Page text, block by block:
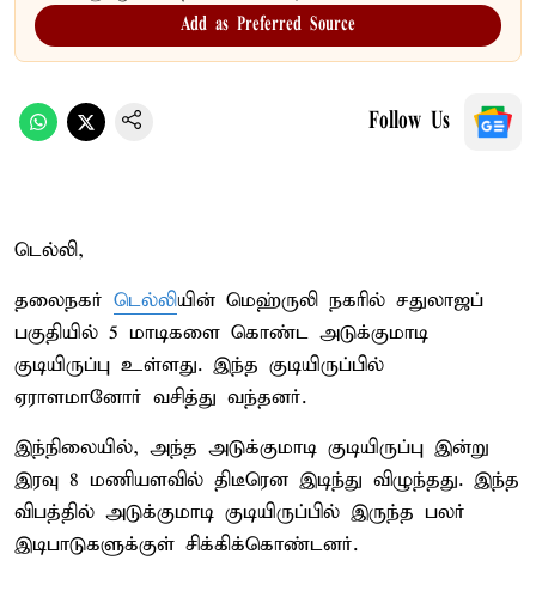
Add as Preferred Source
Follow Us
டெல்லி,
தலைநகர் டெல்லியின் மெஹ்ருலி நகரில் சதுலாஜப்
பகுதியில் 5 மாடிகளை கொண்ட அடுக்குமாடி
குடியிருப்பு உள்ளது. இந்த குடியிருப்பில்
ஏராளமானோர் வசித்து வந்தனர்.
இந்நிலையில், அந்த அடுக்குமாடி குடியிருப்பு இன்று
இரவு 8 மணியளவில் திடீரென இடிந்து விழுந்தது. இந்த
விபத்தில் அடுக்குமாடி குடியிருப்பில் இருந்த பலர்
இடிபாடுகளுக்குள் சிக்கிக்கொண்டனர்.